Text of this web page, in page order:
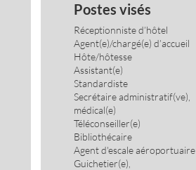
Postes visés
Réceptionniste d’hôtel
Agent(e)/chargé(e) d’accueil
Hôte/hôtesse
Assistant(e)
Standardiste
Secrétaire administratif(ve),
médical(e)
Téléconseiller(e)
Bibliothécaire
Agent d'escale aéroportuaire
Guichetier(e),